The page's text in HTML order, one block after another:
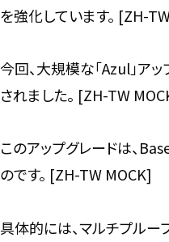
を強化しています。 [ZH-
今回、大規模な「Azul」ア
されました。 [ZH-TW
このアップグレードは、
のです。 [ZH-TW MOCK]
具体的には、マルチプル